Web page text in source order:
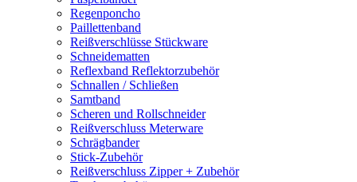
Regenponcho
Paillettenband
Reißverschlüsse Stückware
Schneidematten
Reflexband Reflektorzubehör
Schnallen / Schließen
Samtband
Scheren und Rollschneider
Reißverschluss Meterware
Schrägbander
Stick-Zubehör
Reißverschluss Zipper + Zubehör